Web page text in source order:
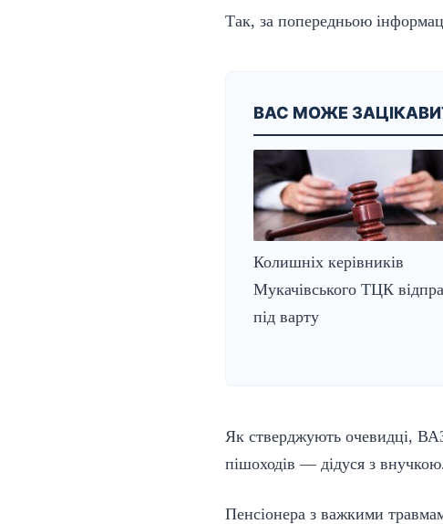
Так, за попередньою
ВАС МОЖЕ
Колишніх керівників
Мукачівського ТЦК
під варту
Як стверджують очевидці,
пішоходів — дідуся з
Пенсіонера з важкими